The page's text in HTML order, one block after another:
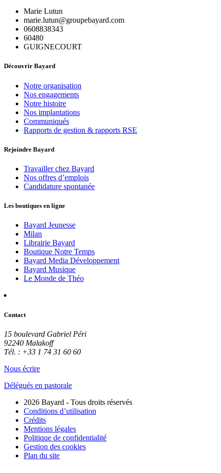
Marie Lutun
marie.lutun@groupebayard.com
0608838343
60480
GUIGNECOURT
Découvrir Bayard
Notre organisation
Nos engagements
Notre histoire
Nos implantations
Communiqués
Rapports de gestion & rapports RSE
Rejoindre Bayard
Travailler chez Bayard
Nos offres d’emplois
Candidature spontanée
Les boutiques en ligne
Bayard Jeunesse
Milan
Librairie Bayard
Boutique Notre Temps
Bayard Media Développement
Bayard Musique
Le Monde de Théo
Contact
15 boulevard Gabriel Péri
92240 Malakoff
Tél. : +33 1 74 31 60 60
Nous écrire
Délégués en pastorale
2026 Bayard - Tous droits réservés
Conditions d’utilisation
Crédits
Mentions légales
Politique de confidentialité
Gestion des cookies
Plan du site